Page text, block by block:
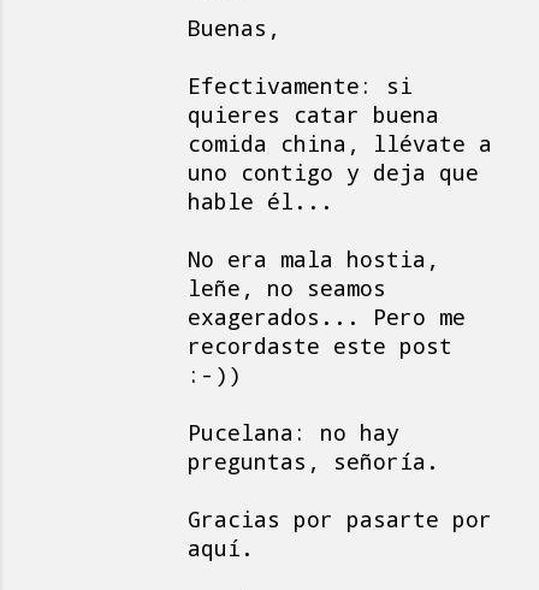
Buenas,
Efectivamente: si
quieres catar buena
comida china, llévate a
uno contigo y deja que
hable él...
No era mala hostia,
leñe, no seamos
exagerados... Pero me
recordaste este post
:-))
Pucelana: no hay
preguntas, señoría.
Gracias por pasarte por
aquí.